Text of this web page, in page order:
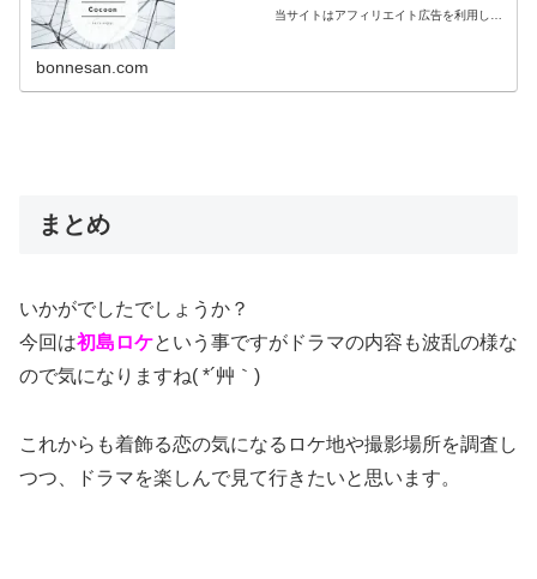
当サイトはアフィリエイト広告を利用して
bonnesan.com
まとめ
いかがでしたでしょうか？
今回は初島ロケという事ですがドラマの内容も波乱の様な
ので気になりますね( *´艸｀)
これからも着飾る恋の気になるロケ地や撮影場所を調査し
つつ、ドラマを楽しんで見て行きたいと思います。